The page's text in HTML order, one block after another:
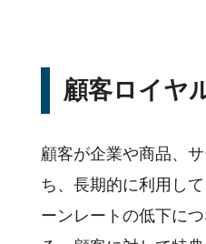
顧客ロイヤ
顧客が企業や商品、
ち、長期的に利用し
ーンレートの低下に